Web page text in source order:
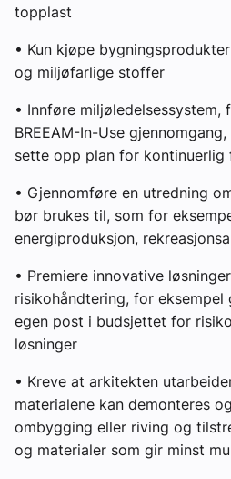
topplast
• Kun kjøpe
og miljøfarlige stoffer
• Innføre miljøledelsessystem,
BREEAM-In-Use
sette opp plan for
• Gjennomføre en utredning
bør brukes til, som for
energiproduksjon,
• Premiere innovative
risikohåndtering, for eksempel
egen post i budsjettet for
løsninger
• Kreve at arkitekten
materialene kan demonteres
ombygging eller riving og
og materialer som gir minst